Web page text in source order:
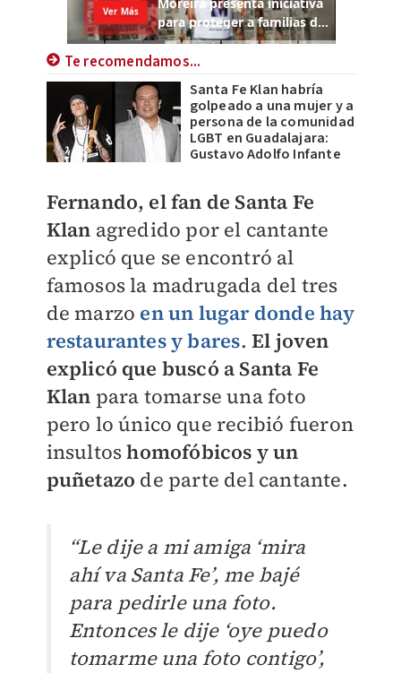
Te recomendamos...
Santa Fe Klan habría
golpeado a una mujer y a
persona de la comunidad
LGBT en Guadalajara:
Gustavo Adolfo Infante
Fernando, el fan de Santa Fe
Klan agredido por el cantante
explicó que se encontró al
famosos la madrugada del tres
de marzo en un lugar donde hay
restaurantes y bares. El joven
explicó que buscó a Santa Fe
Klan para tomarse una foto
pero lo único que recibió fueron
insultoshomofóbicos y un
puñetazo de parte del cantante.
“Le dije a mi amiga ‘mira
ahí va Santa Fe’, me bajé
para pedirle una foto.
Entonces le dije ‘oye puedo
tomarme una foto contigo’,